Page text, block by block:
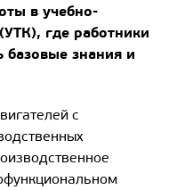
в учебно-
где работники
базовые знания и
с